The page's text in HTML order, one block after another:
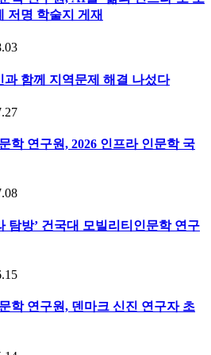
저명 학술지 게재
과 함께 지역문제 해결 나섰다
학 연구원, 2026 인프라 인문학 국
탐방’ 건국대 모빌리티인문학 연구
학 연구원, 덴마크 신진 연구자 초